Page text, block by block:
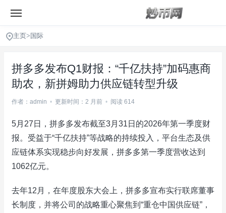
主页> 国际
拼多多发布Q1财报：“千亿扶持”加码惠商
助农，新拼姆助力供应链转型升级
作者：admin • 更新时间：2 月前 • 阅读 614
5月27日，拼多多发布截至3月31日的2026年第一季度财
报。受益于“千亿扶持”等战略的持续投入，平台生态及供
应链体系实现稳步向好发展，拼多多第一季度营收达到
1062亿元。
去年12月，在年度股东大会上，拼多多宣布实行联席董事
长制度，并将公司的战略重心聚焦到“重仓中国供应链”，